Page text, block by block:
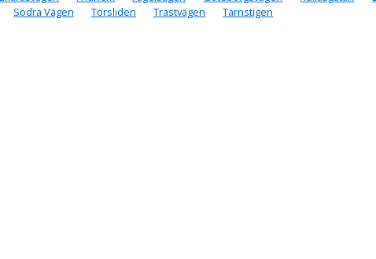
Södra Vägen Torsliden Trastvägen Tärnstigen